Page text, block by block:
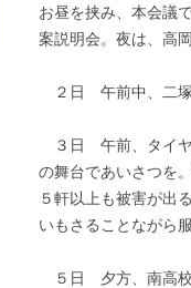
お昼を挟み、本会議
案説明会。夜は、高
２日 午前中、二塚
３日 午前、タイヤ
の舞台であいさつを
５軒以上も被害が出
いもさることながら
５日 夕方、南高校